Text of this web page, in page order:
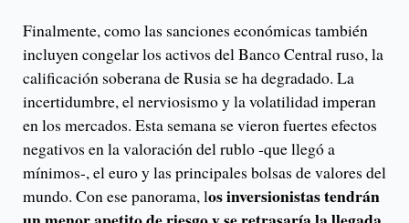
Finalmente, como las sanciones económicas también
incluyen congelar los activos del Banco Central ruso, la
calificación soberana de Rusia se ha degradado. La
incertidumbre, el nerviosismo y la volatilidad imperan
en los mercados. Esta semana se vieron fuertes efectos
negativos en la valoración del rublo -que llegó a
mínimos-, el euro y las principales bolsas de valores del
mundo. Con ese panorama, los inversionistas tendrán